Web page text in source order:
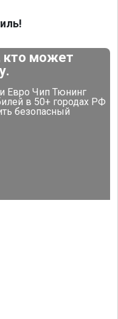
кто может
Евро Чип Тюнинг
в 50+ городах РФ
безопасный